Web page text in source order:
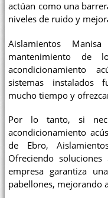
actúan como una
niveles de ruido y
Aislamientos
mantenimiento de
acondicionamiento
sistemas instalados
mucho tiempo y
Por lo tanto, si
acondicionamiento
de Ebro,
Ofreciendo
empresa garantiza
pabellones, mejorando